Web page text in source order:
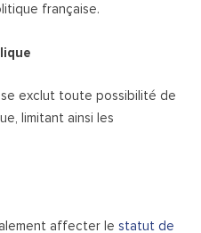
française.
exclut toute possibilité de
limitant ainsi les
affecter lestatut de